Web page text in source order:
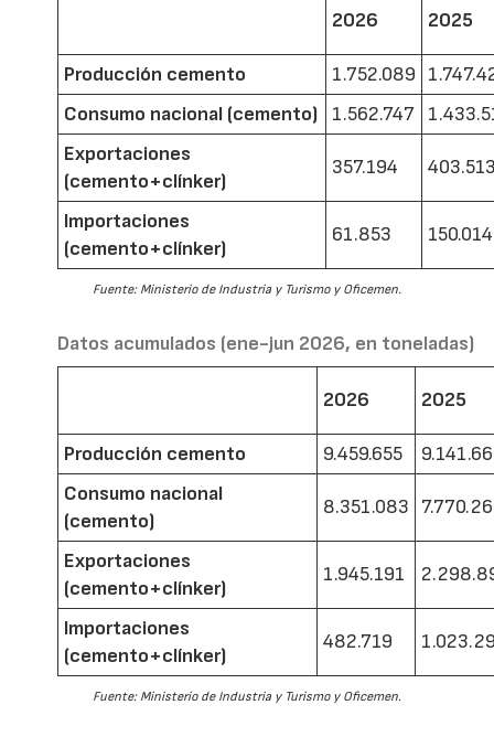
2026 2025
Producción cemento 1.752.089
Consumo nacional (cemento)
1.562.747
Exportaciones
(cemento+clínker)
357.194
Importaciones
(cemento+clínker)
61.853 150.014
Fuente: Ministerio de Industria y Turismo y Oficemen.
Datos acumulados (ene-jun 2026, en toneladas)
2026 2025
Producción cemento 9.459.655
Consumo nacional
(cemento)
8.351.083
Exportaciones
(cemento+clínker)
1.945.191
Importaciones
(cemento+clínker)
482.719
Fuente: Ministerio de Industria y Turismo y Oficemen.